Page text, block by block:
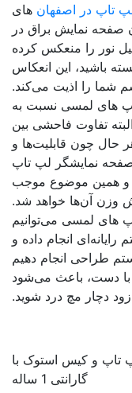
در اصفهان‌های
نمایش براق در
را منعکس کرده
این انعکاس
را اذیت می‌کند.
لمسی نسبت به
فاحشی بین
چون قابلیت‌ها و
نمایشگر لپ تاپ‌
موضوع موجب
آن‌ها خواهد شد.
لمسی می‌توانیم
انجام داده و
انجام دهیم
دست، باعث می‌شود
مچ درد شوید.
کیس استوک با
گارانتی 1 ساله